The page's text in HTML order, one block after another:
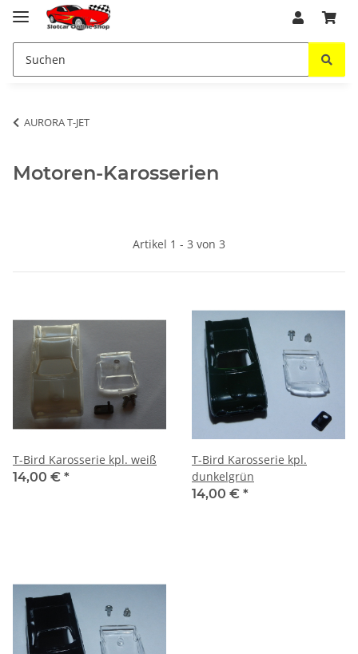
AURORA T-JET
Motoren-Karosserien
Artikel 1 - 3 von 3
T-Bird Karosserie kpl. weiß
14,00 € *
T-Bird Karosserie kpl.
dunkelgrün
14,00 € *